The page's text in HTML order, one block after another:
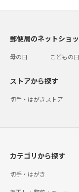
郵便局のネットショ
母の日 こどもの日
ストアから探す
切手・はがきストア
カテゴリから探す
切手・はがき